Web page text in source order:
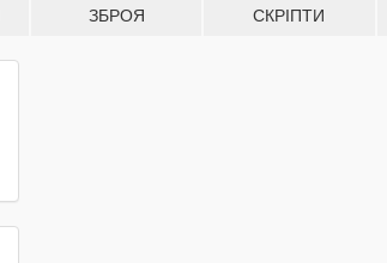
ЗБРОЯ СКРІПТИ